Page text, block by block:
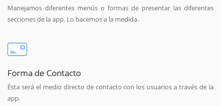
Manejamos diferentes menús o formas de presentar las diferentes
secciones de la app. Lo hacemos a la medida.
Forma de Contacto
Ésta será el medio directo de contacto con los usuarios a través de la
app.